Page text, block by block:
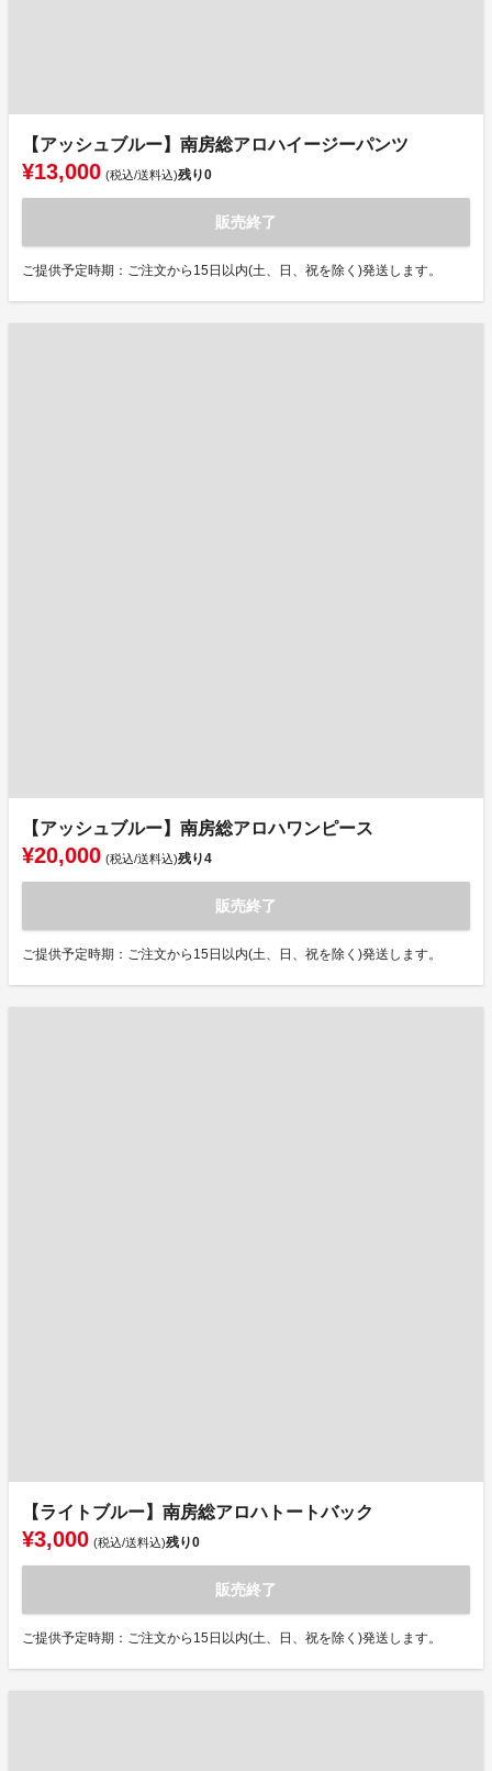
【アッシュブルー】南房総アロハイージーパンツ
¥13,000 (税込/送料込)残り0
販売終了
ご提供予定時期：ご注文から15日以内(土、日、祝を除く)発送します。
【アッシュブルー】南房総アロハワンピース
¥20,000 (税込/送料込)残り4
販売終了
ご提供予定時期：ご注文から15日以内(土、日、祝を除く)発送します。
【ライトブルー】南房総アロハトートバック
¥3,000 (税込/送料込)残り0
販売終了
ご提供予定時期：ご注文から15日以内(土、日、祝を除く)発送します。